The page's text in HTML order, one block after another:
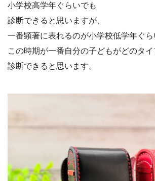
小学校高学年ぐらいでも
診断できると思いますが、
一番顕著に表れるのが小学校低学年ぐら
この時期が一番自分の子どもがどのタ
診断できると思います。